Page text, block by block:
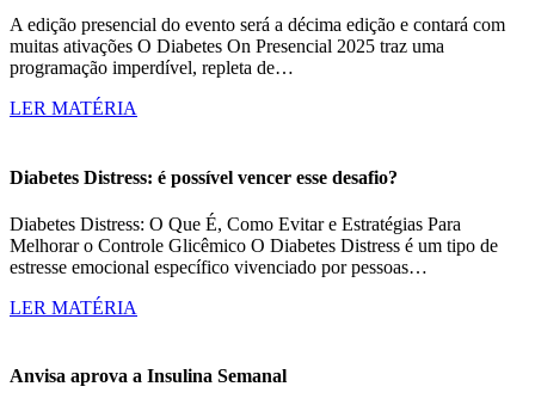
A edição presencial do evento será a décima edição e contará com
muitas ativações O Diabetes On Presencial 2025 traz uma
programação imperdível, repleta de…
LER MATÉRIA
Diabetes Distress: é possível vencer esse desafio?
Diabetes Distress: O Que É, Como Evitar e Estratégias Para
Melhorar o Controle Glicêmico O Diabetes Distress é um tipo de
estresse emocional específico vivenciado por pessoas…
LER MATÉRIA
Anvisa aprova a Insulina Semanal